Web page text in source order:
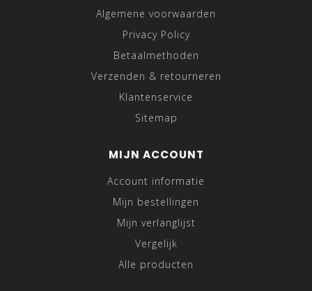
Algemene voorwaarden
Privacy Policy
Betaalmethoden
Verzenden & retourneren
Klantenservice
Sitemap
MIJN ACCOUNT
Account informatie
Mijn bestellingen
Mijn verlanglijst
Vergelijk
Alle producten